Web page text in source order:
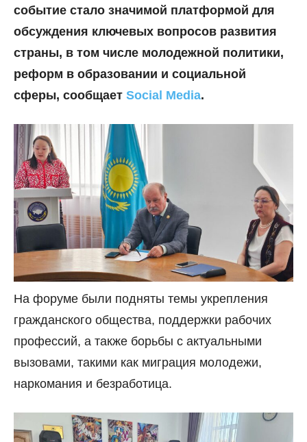
событие стало значимой платформой для
обсуждения ключевых вопросов развития
страны, в том числе молодежной политики,
реформ в образовании и социальной
сферы, сообщает Social Media.
На форуме были подняты темы укрепления
гражданского общества, поддержки рабочих
профессий, а также борьбы с актуальными
вызовами, такими как миграция молодежи,
наркомания и безработица.